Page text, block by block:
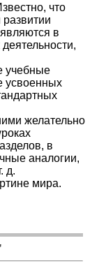
что
в
учебные
усвоенных
желательно
в
аналогии,
д.
мира.